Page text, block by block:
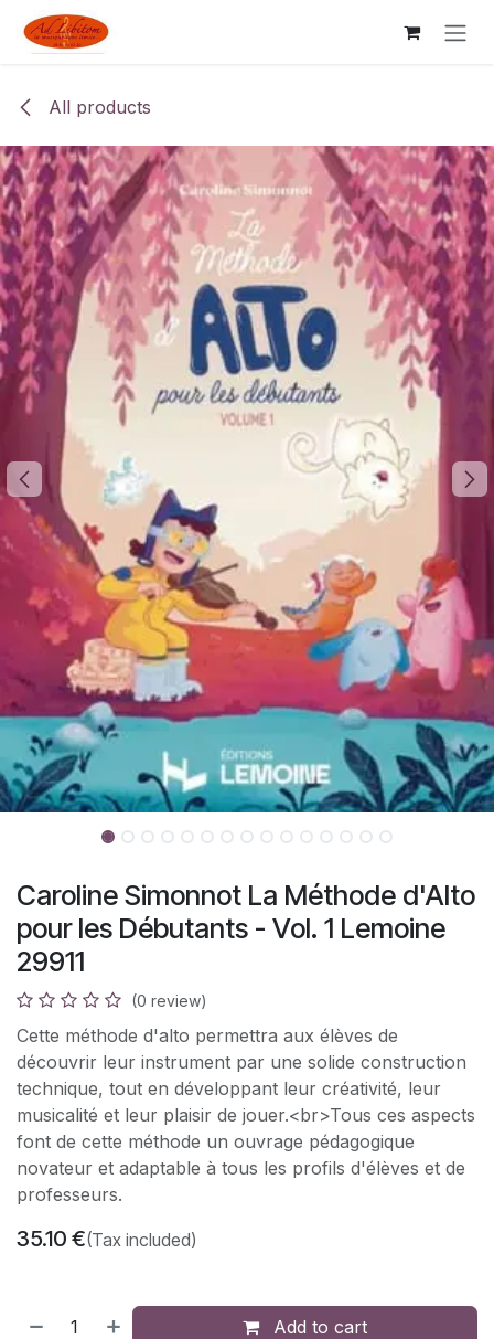
Skip to Content
All products
Caroline Simonnot La Méthode d'Alto
pour les Débutants - Vol. 1 Lemoine
29911
(0 review)
Cette méthode d'alto permettra aux élèves de
découvrir leur instrument par une solide construction
technique, tout en développant leur créativité, leur
musicalité et leur plaisir de jouer.<br>Tous ces aspects
font de cette méthode un ouvrage pédagogique
novateur et adaptable à tous les profils d'élèves et de
professeurs.
35.10 €(Tax included)
Add to cart